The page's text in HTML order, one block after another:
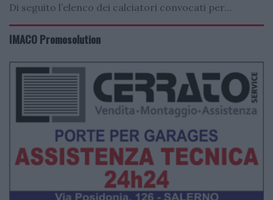
Di seguito l’elenco dei calciatori convocati per...
IMACO Promosolution